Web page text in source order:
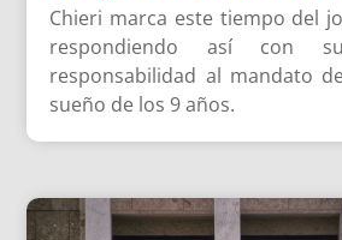
Chieri marca este tiempo del
respondiendo así con
responsabilidad al mandato
sueño de los 9 años.